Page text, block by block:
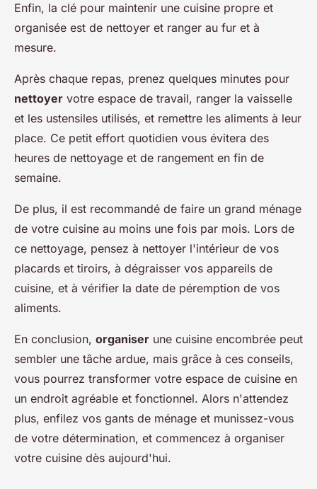
Enfin, la clé pour maintenir une cuisine propre et
organisée est de nettoyer et ranger au fur et à
mesure.
Après chaque repas, prenez quelques minutes pour
nettoyer votre espace de travail, ranger la vaisselle
et les ustensiles utilisés, et remettre les aliments à leur
place. Ce petit effort quotidien vous évitera des
heures de nettoyage et de rangement en fin de
semaine.
De plus, il est recommandé de faire un grand ménage
de votre cuisine au moins une fois par mois. Lors de
ce nettoyage, pensez à nettoyer l'intérieur de vos
placards et tiroirs, à dégraisser vos appareils de
cuisine, et à vérifier la date de péremption de vos
aliments.
En conclusion, organiser une cuisine encombrée peut
sembler une tâche ardue, mais grâce à ces conseils,
vous pourrez transformer votre espace de cuisine en
un endroit agréable et fonctionnel. Alors n'attendez
plus, enfilez vos gants de ménage et munissez-vous
de votre détermination, et commencez à organiser
votre cuisine dès aujourd'hui.